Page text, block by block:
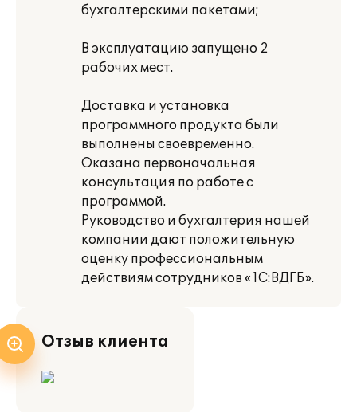
бухгалтерскими пакетами;
В эксплуатацию запущено 2
рабочих мест.
Доставка и установка
программного продукта были
выполнены своевременно.
Оказана первоначальная
консультация по работе с
программой.
Руководство и бухгалтерия нашей
компании дают положительную
оценку профессиональным
действиям сотрудников «1С:ВДГБ».
Отзыв клиента